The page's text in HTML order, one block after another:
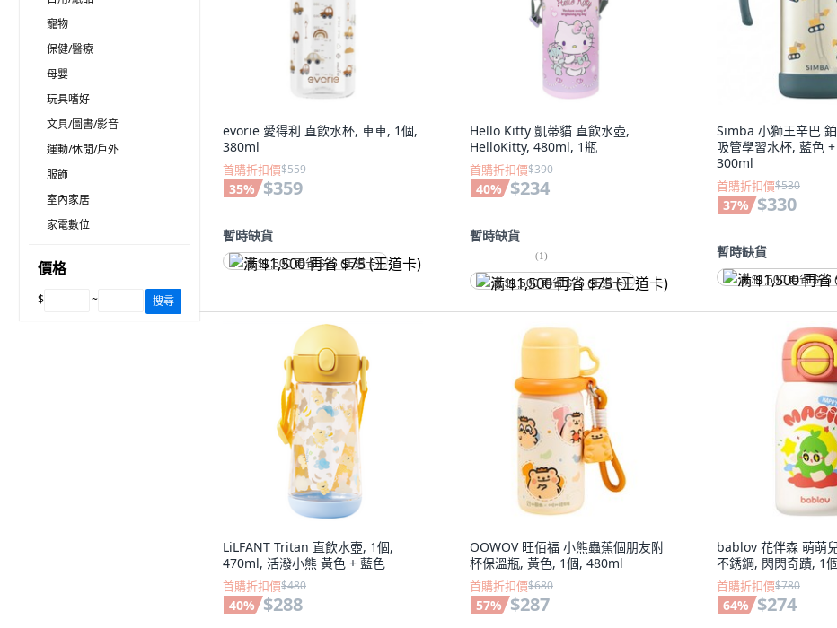
寵物
保健/醫療
母嬰
玩具嗜好
文具/圖書/影音
運動/休閒/戶外
服飾
室內家居
家電數位
價格
$ ~ 搜尋
evorie 愛得利 直飲水杯, 車車, 1個,
380ml
首購折扣價$559
35% $359
暫時缺貨
满 $1,500 再省 $75 (王道卡)
Hello Kitty 凱蒂貓 直飲水壺,
HelloKitty, 480ml, 1瓶
首購折扣價$390
40% $234
暫時缺貨
(1)
满 $1,500 再省 $75 (王道卡)
Simba 小獅王辛巴
吸管學習水杯, 藍色
300ml
首購折扣價$530
37% $330
暫時缺貨
满 $1,500 再省 $75
LiLFANT Tritan 直飲水壺, 1個,
470ml, 活潑小熊 黃色 + 藍色
首購折扣價$480
40% $288
OOWOV 旺佰福 小熊蟲蕉個朋友附
杯保溫瓶, 黃色, 1個, 480ml
首購折扣價$680
57% $287
bablov 花伴森 萌萌
不銹鋼, 閃閃奇蹟, 1
首購折扣價$780
64% $274